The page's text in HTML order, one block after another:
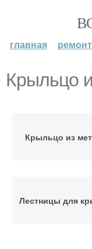
главная
Крыльцо
Крыльцо из
Лестницы для